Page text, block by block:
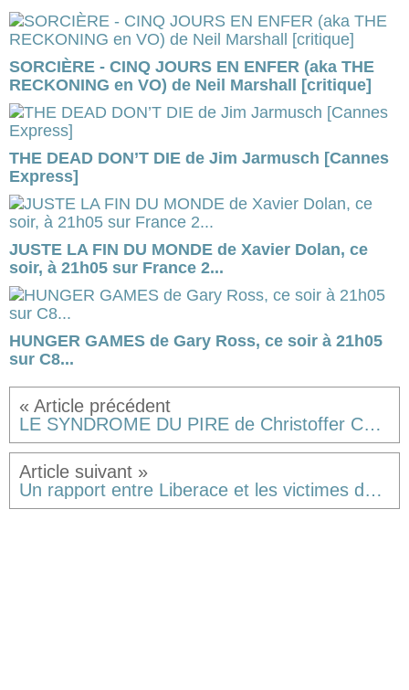
SORCIÈRE - CINQ JOURS EN ENFER (aka THE
RECKONING en VO) de Neil Marshall [critique]
THE DEAD DON’T DIE de Jim Jarmusch [Cannes
Express]
JUSTE LA FIN DU MONDE de Xavier Dolan, ce
soir, à 21h05 sur France 2...
HUNGER GAMES de Gary Ross, ce soir à 21h05
sur C8...
LE SYNDROME DU PIRE de Christoffer Carlsson
Un rapport entre Liberace et les victimes de viol...